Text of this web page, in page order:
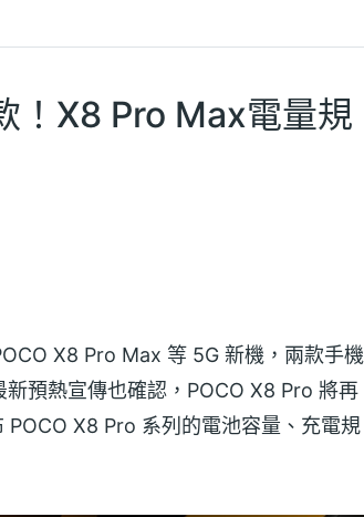
！X8 Pro Max電量規
X8 Pro Max 等 5G 新機，兩款手機
新預熱宣傳也確認，POCO X8 Pro 將再
X8 Pro 系列的電池容量、充電規